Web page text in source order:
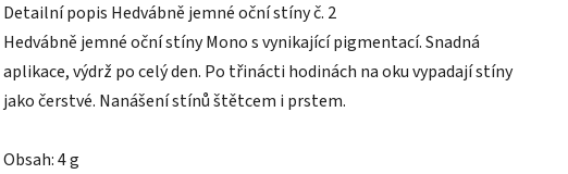
Detailní popis Hedvábně jemné oční stíny č. 2
Hedvábně jemné oční stíny Mono s vynikající pigmentací. Snadná
aplikace, výdrž po celý den. Po třinácti hodinách na oku vypadají stíny
jako čerstvé. Nanášení stínů štětcem i prstem.
Obsah: 4 g